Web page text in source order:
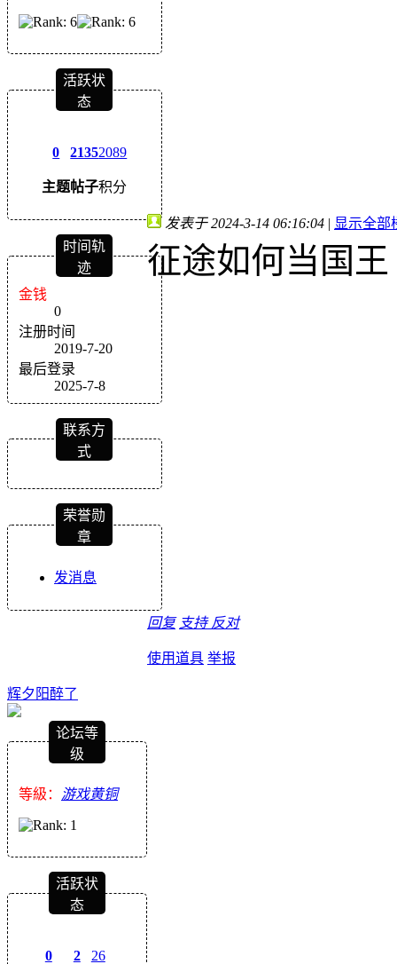
活跃状
态
0
主题
2135
帖子
2089
积分
时间轨
迹
金钱
0
注册时间
2019-7-20
最后登录
2025-7-8
联系方
式
荣誉勋
章
发消息
发表于 2024-3-14 06:16:04 | 显示全部
征途如何当国王
回复 支持 反对
使用道具 举报
辉夕阳醉了
论坛等
级
等級： 游戏黄铜
活跃状
态
0 2 26